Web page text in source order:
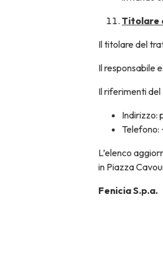
Titolare
Il titolare del
Il responsabile
Il riferimenti
Indirizzo:
Telefono:
L’elenco
in Piazza
Fenicia S.p.a.